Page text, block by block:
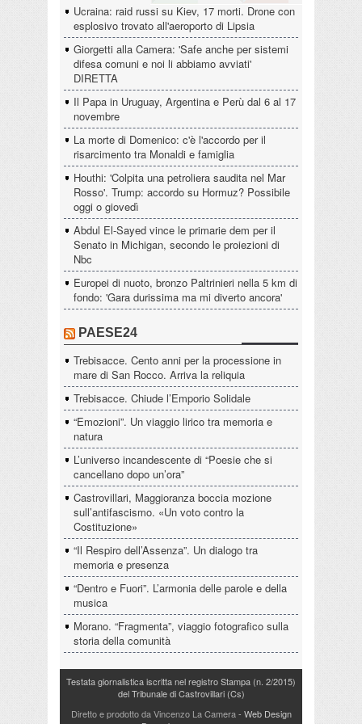
Ucraina: raid russi su Kiev, 17 morti. Drone con
esplosivo trovato all'aeroporto di Lipsia
Giorgetti alla Camera: 'Safe anche per sistemi
difesa comuni e noi li abbiamo avviati'
DIRETTA
Il Papa in Uruguay, Argentina e Perù dal 6 al 17
novembre
La morte di Domenico: c'è l'accordo per il
risarcimento tra Monaldi e famiglia
Houthi: 'Colpita una petroliera saudita nel Mar
Rosso'. Trump: accordo su Hormuz? Possibile
oggi o giovedì
Abdul El-Sayed vince le primarie dem per il
Senato in Michigan, secondo le proiezioni di
Nbc
Europei di nuoto, bronzo Paltrinieri nella 5 km di
fondo: 'Gara durissima ma mi diverto ancora'
PAESE24
Trebisacce. Cento anni per la processione in
mare di San Rocco. Arriva la reliquia
Trebisacce. Chiude l’Emporio Solidale
“Emozioni”. Un viaggio lirico tra memoria e
natura
L’universo incandescente di “Poesie che si
cancellano dopo un’ora”
Castrovillari, Maggioranza boccia mozione
sull’antifascismo. «Un voto contro la
Costituzione»
“Il Respiro dell’Assenza”. Un dialogo tra
memoria e presenza
“Dentro e Fuori”. L’armonia delle parole e della
musica
Morano. “Fragmenta”, viaggio fotografico sulla
storia della comunità
Testata giornalistica iscritta nel registro Stampa (n. 2/2015)
del Tribunale di Castrovillari (Cs)
Diretto e prodotto da Vincenzo La Camera- Web Design